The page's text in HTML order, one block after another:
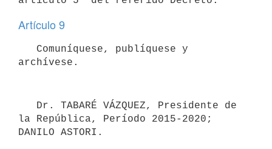
Artículo 9
la República, Período 2015-2020;